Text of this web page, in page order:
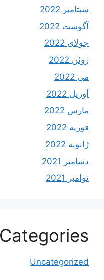
سپتامبر 2022
آگوست 2022
جولای 2022
ژوئن 2022
می 2022
آوریل 2022
مارس 2022
فوریه 2022
ژانویه 2022
دسامبر 2021
نوامبر 2021
Categories
Uncategorized